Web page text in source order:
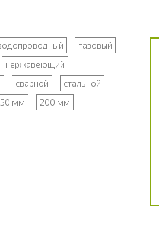
газовый
нержавеющий
сварной
стальной
мм 200 мм